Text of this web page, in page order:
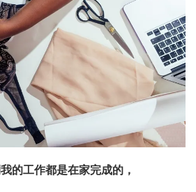
的工作都是在家完成的，